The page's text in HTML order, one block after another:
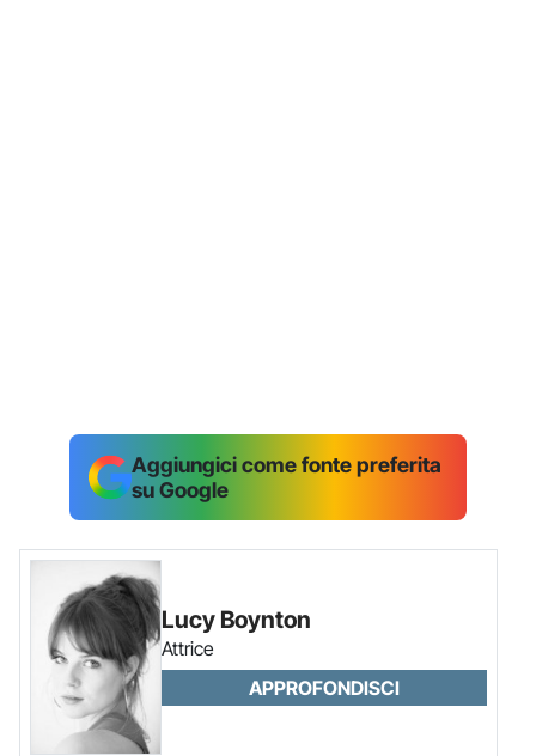
Aggiungici come fonte preferita
su Google
Lucy Boynton
Attrice
APPROFONDISCI